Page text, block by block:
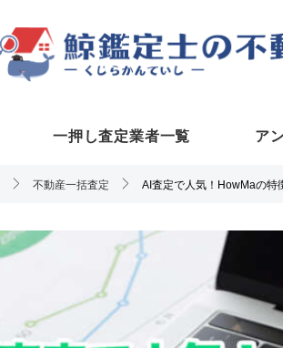
一押し査定業者一覧 ア
不動産一括査定 AI査定で人気！HowMaの特